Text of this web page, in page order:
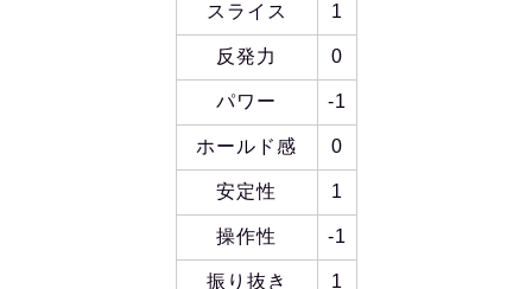
スライス 1
反発力 0
パワー -1
ホールド感 0
安定性 1
操作性 -1
振り抜き 1